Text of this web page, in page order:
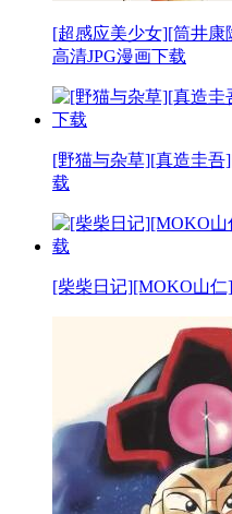
[超感应美少女][筒井
高清JPG漫画下载
[野猫与杂草][真造圭吾
载
[柴柴日记][MOKO山